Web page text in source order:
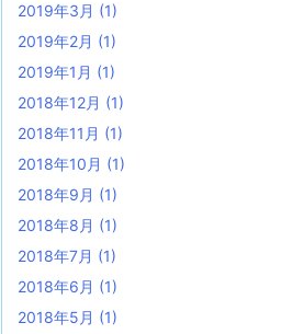
2019年3月 (1)
2019年2月 (1)
2019年1月 (1)
2018年12月 (1)
2018年11月 (1)
2018年10月 (1)
2018年9月 (1)
2018年8月 (1)
2018年7月 (1)
2018年6月 (1)
2018年5月 (1)